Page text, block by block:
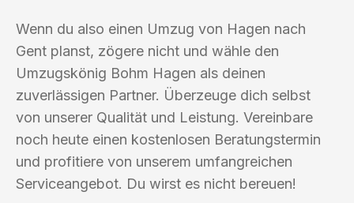
Wenn du also einen Umzug von Hagen nach
Gent planst, zögere nicht und wähle den
Umzugskönig Bohm Hagen als deinen
zuverlässigen Partner. Überzeuge dich selbst
von unserer Qualität und Leistung. Vereinbare
noch heute einen kostenlosen Beratungstermin
und profitiere von unserem umfangreichen
Serviceangebot. Du wirst es nicht bereuen!